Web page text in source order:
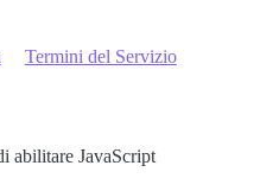
Termini del Servizio
abilitare JavaScript